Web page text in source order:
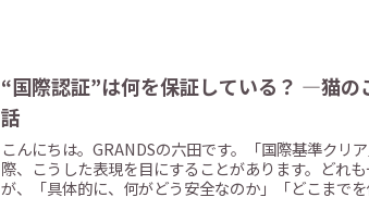
“国際認証”は何を保証している？ ―猫のごはんを安心して任せるための基準の
話
こんにちは。GRANDSの六田です。「国際基準クリ
際、こうした表現を目にすることがあります。どれ
が、「具体的に、何がどう安全なのか」「どこまでを